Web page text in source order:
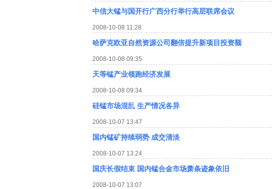
中信大锰与国开行广西分行举行高层联席会议
2008-10-08 11:28
哈萨克欧亚自然资源公司翻倍提升新项目投资额
2008-10-08 09:35
天等锰产业领跑经济发展
2008-10-08 09:34
硅锰市场混乱 生产情况各异
2008-10-07 13:47
国内锰矿持续弱势 成交清淡
2008-10-07 13:24
国庆长假结束 国内锰合金市场萧条迹象依旧
2008-10-07 13:07